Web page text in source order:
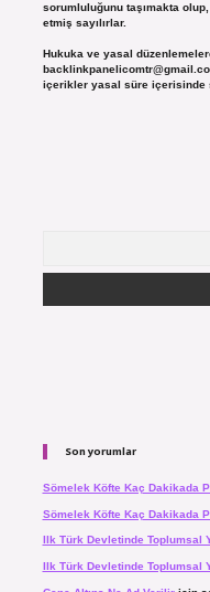
sorumluluğunu taşımakta
etmiş sayılırlar.
Hukuka ve yasal
içerikler yasal süre içerisinde
Son yorumlar
Sömelek Köfte Kaç Dakikada
Sömelek Köfte Kaç Dakikada
Ilk Türk Devletinde Toplumsal
Ilk Türk Devletinde Toplumsal